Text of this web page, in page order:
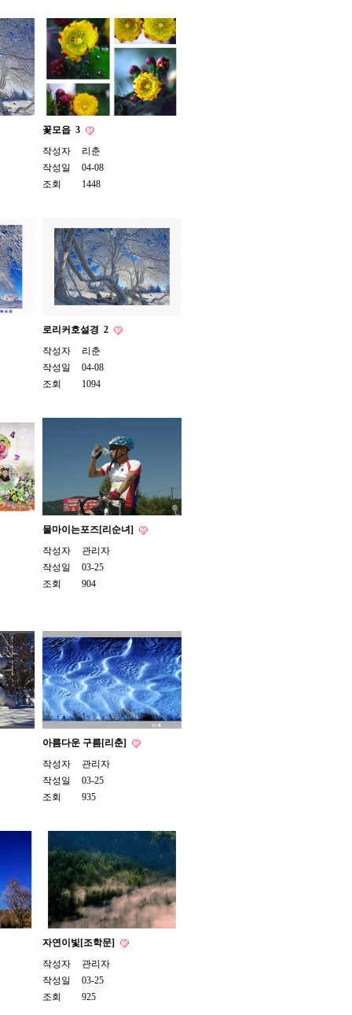
꽃모읍 3
작성자
리춘
작성일
04-08
조회
1448
로리커호설경 2
작성자
리춘
작성일
04-08
조회
1094
물마이는포즈[리순녀]
작성자
관리자
작성일
03-25
조회
904
아름다운 구름[리춘]
작성자
관리자
작성일
03-25
조회
935
자연이빛[조학문]
작성자
관리자
작성일
03-25
조회
925